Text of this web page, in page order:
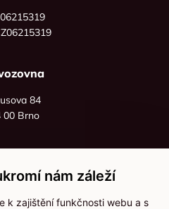
84
00 Brno
535 066
8:00 - 16:00
nám záleží
k zajištění funkčnosti webu a s